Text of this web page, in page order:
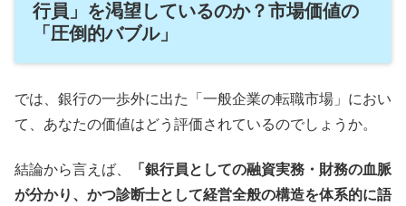
行員」を渇望しているのか？市場価値の
「圧倒的バブル」
では、銀行の一歩外に出た「一般企業の転職市場」におい
て、あなたの価値はどう評価されているのでしょうか。
結論から言えば、
「銀行員としての融資実務・財務の血脈
が分かり、かつ診断士として経営全般の構造を体系的に語